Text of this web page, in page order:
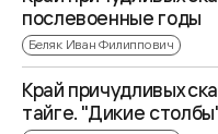
послевоенные годы
Беляк Иван Филиппович
Край причудливых
тайге. "Дикие